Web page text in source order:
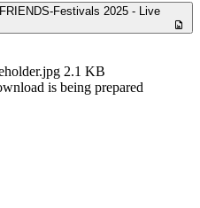
Festivals 2025 - Live
2.1 KB
is being prepared